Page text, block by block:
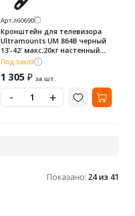
Арт.л60690
Кронштейн для телевизора
Ultramounts UM 864B черный
13'-42' макс.20кг настенный
поворот и наклон
Под заказ
1 305 ₽ за шт.
- +
Показано: 24из 41